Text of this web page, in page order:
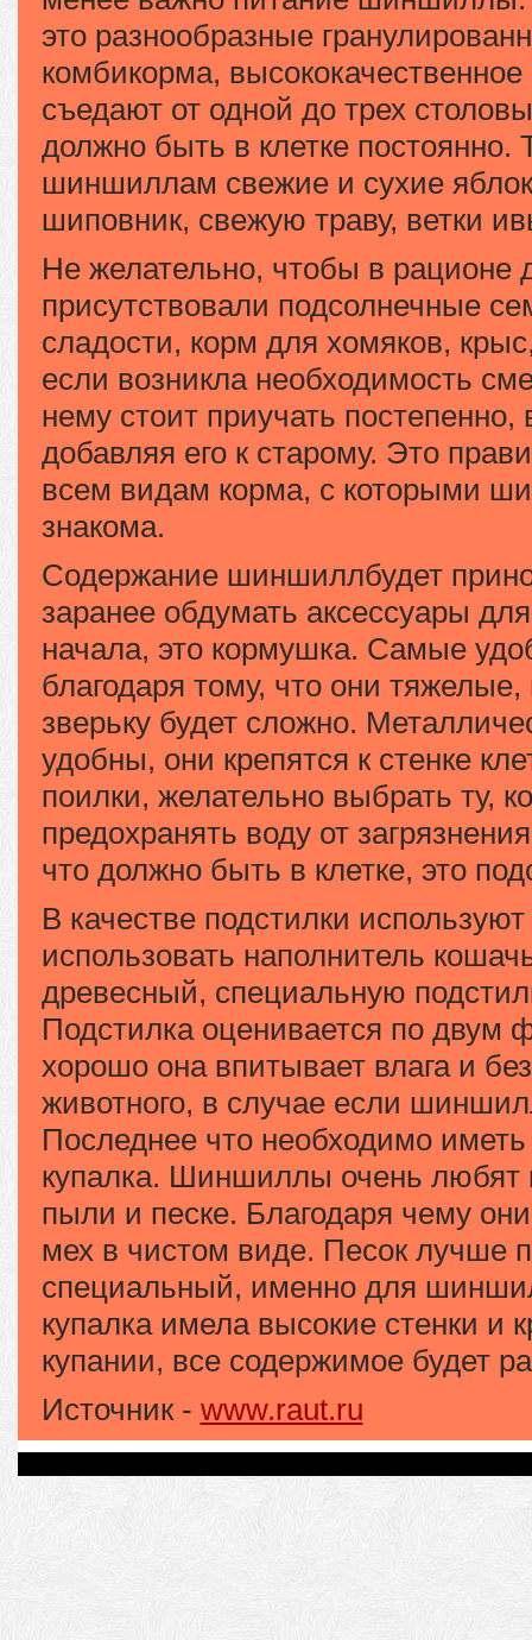
это разнообразные
комбикорма,
съедают от одной до трех
должно быть в клетке постоянно.
шиншиллам свежие и сухие
шиповник, свежую траву, ветки
Не желательно, чтобы в
присутствовали подсолнечные
сладости, корм для хомяков,
если возникла необходимость
нему стоит приучать постепенно,
добавляя его к старому. Это
всем видам корма, с которыми
знакома.
Содержание шиншиллбудет
заранее обдумать аксессуары
начала, это кормушка. Самые
благодаря тому, что они тяжелые,
зверьку будет сложно.
удобны, они крепятся к стенке
поилки, желательно выбрать ту,
предохранять воду от
что должно быть в клетке, это
В качестве подстилки
использовать наполнитель
древесный, специальную
Подстилка оценивается по двум
хорошо она впитывает влага и
животного, в случае если
Последнее что необходимо иметь
купалка. Шиншиллы очень любят
пыли и песке. Благодаря чему
мех в чистом виде. Песок лучше
специальный, именно для
купалка имела высокие стенки и
купании, все содержимое будет
Источник - www.raut.ru